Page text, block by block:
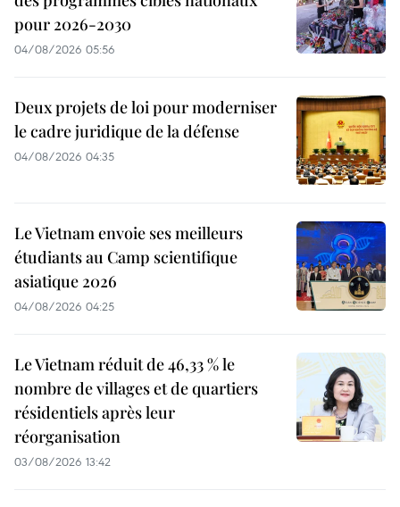
pour 2026-2030
04/08/2026 05:56
Deux projets de loi pour moderniser
le cadre juridique de la défense
04/08/2026 04:35
Le Vietnam envoie ses meilleurs
étudiants au Camp scientifique
asiatique 2026
04/08/2026 04:25
Le Vietnam réduit de 46,33 % le
nombre de villages et de quartiers
résidentiels après leur
réorganisation
03/08/2026 13:42